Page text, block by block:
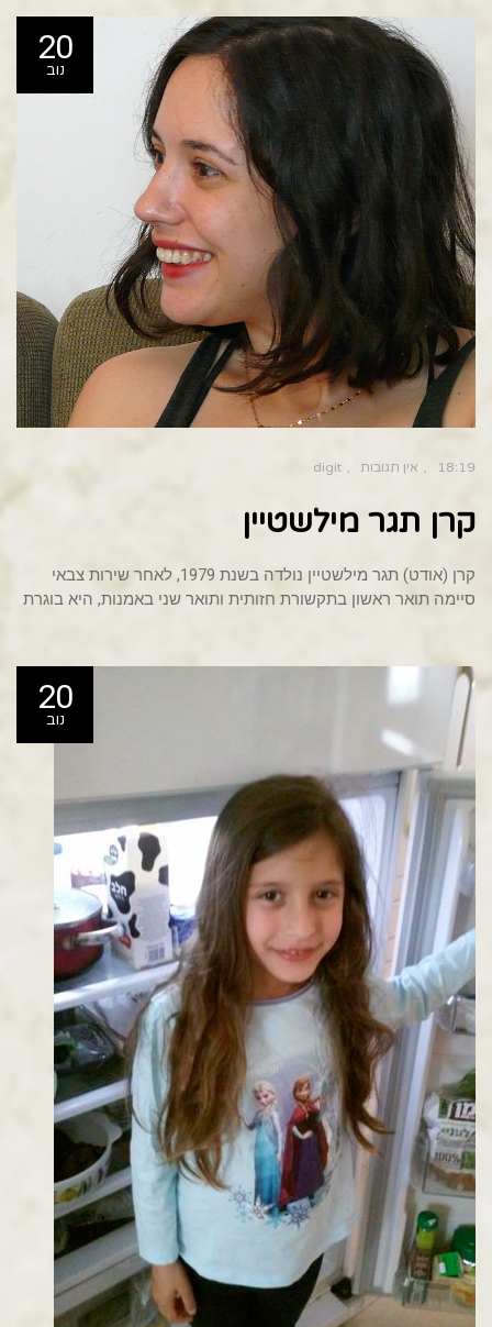
20
נוב
18:19 אין תגובות digit
קרן תגר מילשטיין
קרן (אודט) תגר מילשטיין נולדה בשנת 1979, לאחר שירות צבאי
סיימה תואר ראשון בתקשורת חזותית ותואר שני באמנות, היא בוגרת
20
נוב